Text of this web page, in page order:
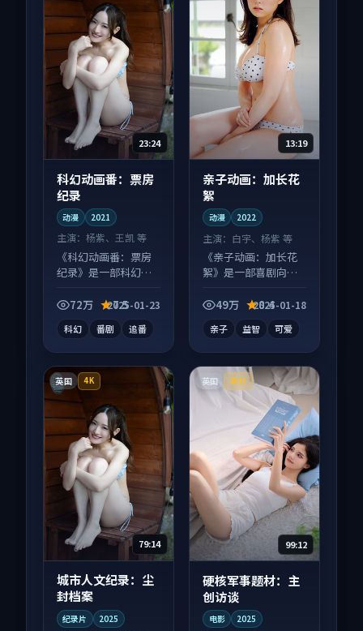
23:24
科幻动画番：票房
纪录
动漫 2021
主演： 杨紫、王凯 等
《科幻动画番：票房
纪录》是一部科幻向
长为内核，情感戏份
72万 7.5
2025-01-23
科幻 番剧 追番
13:19
亲子动画：加长花
絮
动漫 2022
主演： 白宇、杨紫 等
《亲子动画：加长花
絮》是一部喜剧向动
行，细节值得二刷回
49万 8.4
2025-01-18
亲子 益智 可爱
英国 4K
79:14
城市人文纪录：尘
封档案
纪录片 2025
英国 高分
99:12
硬核军事题材：主
创访谈
电影 2025